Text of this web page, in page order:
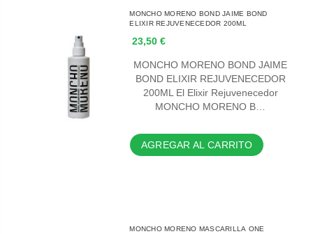
MONCHO MORENO BOND JAIME BOND
ELIXIR REJUVENECEDOR 200ML
23,50 €
MONCHO MORENO BOND JAIME
BOND ELIXIR REJUVENECEDOR
200ML El Elixir Rejuvenecedor
MONCHO MORENO B…
AGREGAR AL CARRITO
MONCHO MORENO MASCARILLA ONE